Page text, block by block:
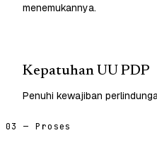
menemukannya.
Kepatuhan UU PDP
Penuhi kewajiban
03 — Proses